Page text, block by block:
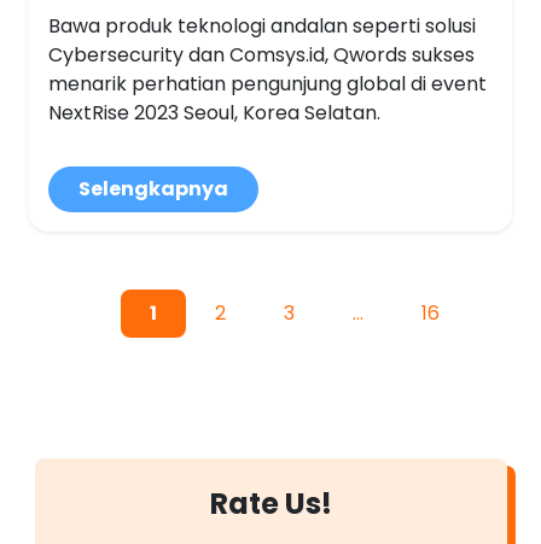
Bawa produk teknologi andalan seperti solusi
Cybersecurity dan Comsys.id, Qwords sukses
menarik perhatian pengunjung global di event
NextRise 2023 Seoul, Korea Selatan.
Selengkapnya
1 2 3 … 16
Rate Us!